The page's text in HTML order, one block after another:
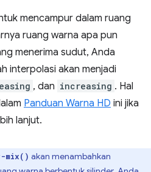
mencampur dalam ruang
ruang warna apa pun
menerima sudut, Anda
interpolasi akan menjadi
, dan increasing . Hal
Panduan Warna HD ini jika
lanjut.
mix() akan menambahkan